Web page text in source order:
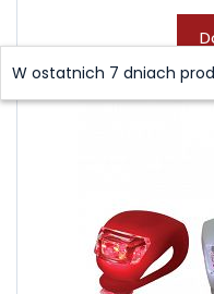
W ostatnich 7 dniach